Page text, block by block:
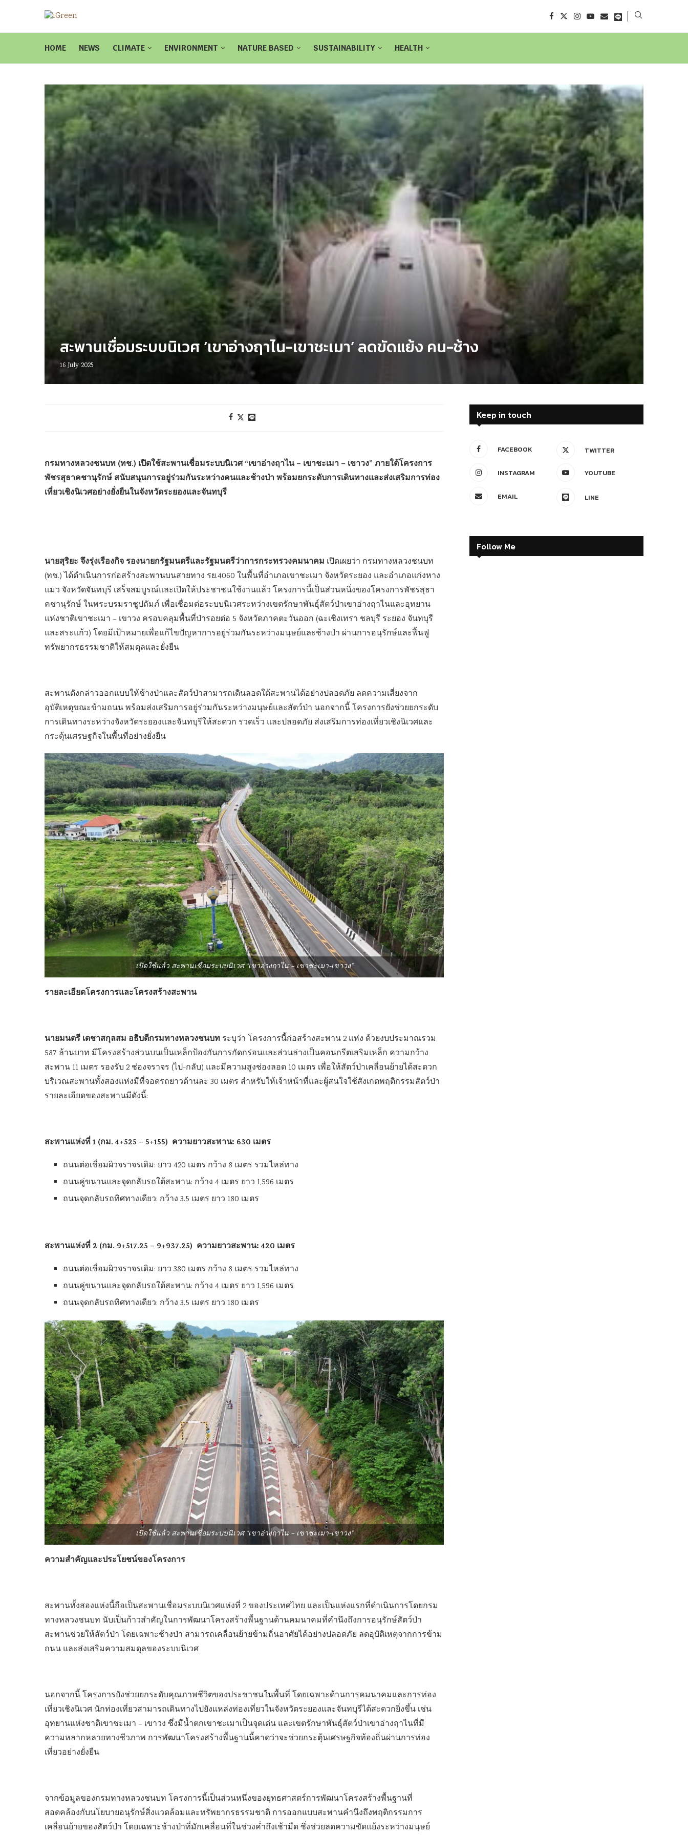
HOME NEWS CLIMATE ENVIRONMENT NATURE BASED SUSTAINABILITY HEALTH
สะพานเชื่อมระบบนิเวศ ‘เขาอ่างฤาไน-เขาชะเมา’ ลดขัดแย้ง คน-ช้าง
16 July 2025
กรมทางหลวงชนบท (ทช.) เปิดใช้สะพานเชื่อมระบบนิเวศ “เขาอ่างฤาไน – เขาชะเมา – เขาวง” ภายใต้โครงการ
พัชรสุธาคชานุรักษ์ สนับสนุนการอยู่ร่วมกันระหว่างคนและช้างป่า พร้อมยกระดับการเดินทางและส่งเสริมการท่อง
เที่ยวเชิงนิเวศอย่างยั่งยืนในจังหวัดระยองและจันทบุรี
นายสุริยะ จึงรุ่งเรืองกิจ รองนายกรัฐมนตรีและรัฐมนตรีว่าการกระทรวงคมนาคม เปิดเผยว่า กรมทางหลวงชนบท
(ทช.) ได้ดำเนินการก่อสร้างสะพานบนสายทาง รย.4060 ในพื้นที่อำเภอเขาชะเมา จังหวัดระยอง และอำเภอแก่งหาง
แมว จังหวัดจันทบุรี เสร็จสมบูรณ์และเปิดให้ประชาชนใช้งานแล้ว โครงการนี้เป็นส่วนหนึ่งของโครงการพัชรสุธา
คชานุรักษ์ ในพระบรมราชูปถัมภ์ เพื่อเชื่อมต่อระบบนิเวศระหว่างเขตรักษาพันธุ์สัตว์ป่าเขาอ่างฤาไนและอุทยาน
แห่งชาติเขาชะเมา – เขาวง ครอบคลุมพื้นที่ป่ารอยต่อ 5 จังหวัดภาคตะวันออก (ฉะเชิงเทรา ชลบุรี ระยอง จันทบุรี
และสระแก้ว) โดยมีเป้าหมายเพื่อแก้ไขปัญหาการอยู่ร่วมกันระหว่างมนุษย์และช้างป่า ผ่านการอนุรักษ์และฟื้นฟู
ทรัพยากรธรรมชาติให้สมดุลและยั่งยืน
สะพานดังกล่าวออกแบบให้ช้างป่าและสัตว์ป่าสามารถเดินลอดใต้สะพานได้อย่างปลอดภัย ลดความเสี่ยงจาก
อุบัติเหตุขณะข้ามถนน พร้อมส่งเสริมการอยู่ร่วมกันระหว่างมนุษย์และสัตว์ป่า นอกจากนี้ โครงการยังช่วยยกระดับ
การเดินทางระหว่างจังหวัดระยองและจันทบุรีให้สะดวก รวดเร็ว และปลอดภัย ส่งเสริมการท่องเที่ยวเชิงนิเวศและ
กระตุ้นเศรษฐกิจในพื้นที่อย่างยั่งยืน
เปิดใช้แล้ว สะพานเชื่อมระบบนิเวศ “เขาอ่างฤาไน – เขาชะเมา-เขาวง”
รายละเอียดโครงการและโครงสร้างสะพาน
นายมนตรี เดชาสกุลสม อธิบดีกรมทางหลวงชนบท ระบุว่า โครงการนี้ก่อสร้างสะพาน 2 แห่ง ด้วยงบประมาณรวม
587 ล้านบาท มีโครงสร้างส่วนบนเป็นเหล็กป้องกันการกัดกร่อนและส่วนล่างเป็นคอนกรีตเสริมเหล็ก ความกว้าง
สะพาน 11 เมตร รองรับ 2 ช่องจราจร (ไป-กลับ) และมีความสูงช่องลอด 10 เมตร เพื่อให้สัตว์ป่าเคลื่อนย้ายได้สะดวก
บริเวณสะพานทั้งสองแห่งมีที่จอดรถยาวด้านละ 30 เมตร สำหรับให้เจ้าหน้าที่และผู้สนใจใช้สังเกตพฤติกรรมสัตว์ป่า
รายละเอียดของสะพานมีดังนี้:
สะพานแห่งที่ 1 (กม. 4+525 – 5+155) ความยาวสะพาน: 630 เมตร
ถนนต่อเชื่อมผิวจราจรเดิม: ยาว 420 เมตร กว้าง 8 เมตร รวมไหล่ทาง
ถนนคู่ขนานและจุดกลับรถใต้สะพาน: กว้าง 4 เมตร ยาว 1,596 เมตร
ถนนจุดกลับรถทิศทางเดียว: กว้าง 3.5 เมตร ยาว 180 เมตร
สะพานแห่งที่ 2 (กม. 9+517.25 – 9+937.25) ความยาวสะพาน: 420 เมตร
ถนนต่อเชื่อมผิวจราจรเดิม: ยาว 380 เมตร กว้าง 8 เมตร รวมไหล่ทาง
ถนนคู่ขนานและจุดกลับรถใต้สะพาน: กว้าง 4 เมตร ยาว 1,596 เมตร
ถนนจุดกลับรถทิศทางเดียว: กว้าง 3.5 เมตร ยาว 180 เมตร
เปิดใช้แล้ว สะพานเชื่อมระบบนิเวศ “เขาอ่างฤาไน – เขาชะเมา-เขาวง”
ความสำคัญและประโยชน์ของโครงการ
สะพานทั้งสองแห่งนี้ถือเป็นสะพานเชื่อมระบบนิเวศแห่งที่ 2 ของประเทศไทย และเป็นแห่งแรกที่ดำเนินการโดยกรม
ทางหลวงชนบท นับเป็นก้าวสำคัญในการพัฒนาโครงสร้างพื้นฐานด้านคมนาคมที่คำนึงถึงการอนุรักษ์สัตว์ป่า
สะพานช่วยให้สัตว์ป่า โดยเฉพาะช้างป่า สามารถเคลื่อนย้ายข้ามถิ่นอาศัยได้อย่างปลอดภัย ลดอุบัติเหตุจากการข้าม
ถนน และส่งเสริมความสมดุลของระบบนิเวศ
นอกจากนี้ โครงการยังช่วยยกระดับคุณภาพชีวิตของประชาชนในพื้นที่ โดยเฉพาะด้านการคมนาคมและการท่อง
เที่ยวเชิงนิเวศ นักท่องเที่ยวสามารถเดินทางไปยังแหล่งท่องเที่ยวในจังหวัดระยองและจันทบุรีได้สะดวกยิ่งขึ้น เช่น
อุทยานแห่งชาติเขาชะเมา – เขาวง ซึ่งมีน้ำตกเขาชะเมาเป็นจุดเด่น และเขตรักษาพันธุ์สัตว์ป่าเขาอ่างฤาไนที่มี
ความหลากหลายทางชีวภาพ การพัฒนาโครงสร้างพื้นฐานนี้คาดว่าจะช่วยกระตุ้นเศรษฐกิจท้องถิ่นผ่านการท่อง
เที่ยวอย่างยั่งยืน
จากข้อมูลของกรมทางหลวงชนบท โครงการนี้เป็นส่วนหนึ่งของยุทธศาสตร์การพัฒนาโครงสร้างพื้นฐานที่
สอดคล้องกับนโยบายอนุรักษ์สิ่งแวดล้อมและทรัพยากรธรรมชาติ การออกแบบสะพานคำนึงถึงพฤติกรรมการ
เคลื่อนย้ายของสัตว์ป่า โดยเฉพาะช้างป่าที่มักเคลื่อนที่ในช่วงค่ำถึงเช้ามืด ซึ่งช่วยลดความขัดแย้งระหว่างมนุษย์
Keep in touch
FACEBOOK TWITTER
INSTAGRAM YOUTUBE
EMAIL LINE
Follow Me